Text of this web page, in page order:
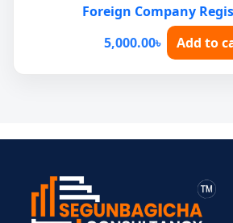
Foreign Company
5,000.00৳ Add to